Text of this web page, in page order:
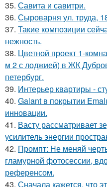
35. Савита и савитри.
36. Сыроварня ул. труда,
37. Такие композиции
нежность.
38. Цветной проект 1-
м 2 с лоджией) в ЖК
петербург.
39. Интерьер квартиры -
40. Galant в покрытии
инновации.
41. Васту рассматривает
усилитель энергии
42. Промпт: Не меняй
гламурной фотосессии,
референсом.
43. Сначала кажется, что